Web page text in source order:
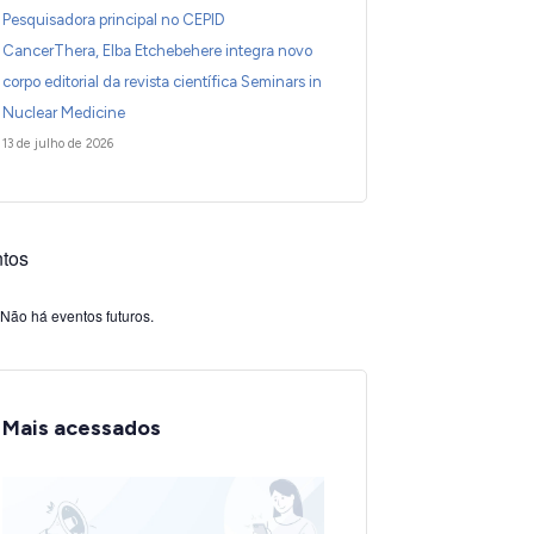
Pesquisadora principal no CEPID
CancerThera, Elba Etchebehere integra novo
corpo editorial da revista científica Seminars in
Nuclear Medicine
13 de julho de 2026
Não há eventos futuros.
Mais acessados